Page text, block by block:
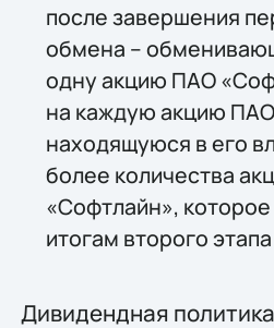
после завершения
обмена –
одну акцию ПАО
на каждую акцию
находящуюся в его
более количества
«Софтлайн»,
итогам второго
Дивидендная политика